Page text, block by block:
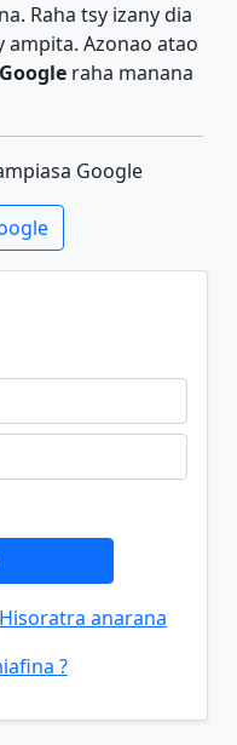
Raha tsy izany dia
Azonao atao
Google raha manana
Google
Hisoratra anarana
?